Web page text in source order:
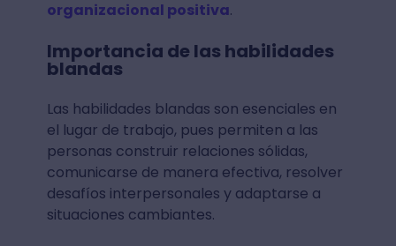
organizacional positiva.
Importancia de las habilidades
blandas
Las habilidades blandas son esenciales en
el lugar de trabajo, pues permiten a las
personas construir relaciones sólidas,
comunicarse de manera efectiva, resolver
desafíos interpersonales y adaptarse a
situaciones cambiantes.